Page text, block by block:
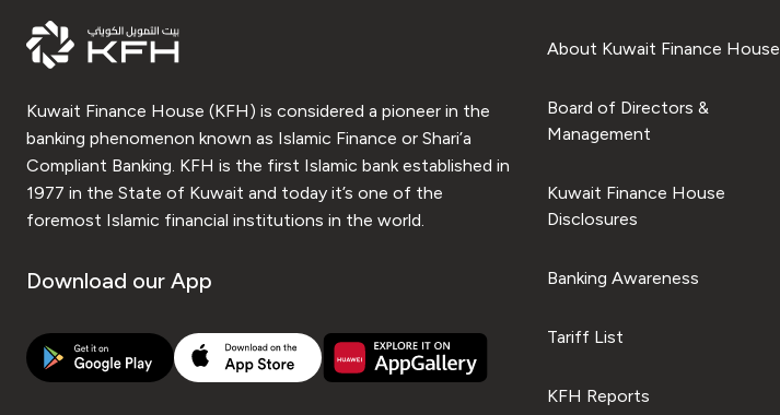
Kuwait Finance House (KFH) is considered a pioneer in the
banking phenomenon known as Islamic Finance or Shari’a
Compliant Banking. KFH is the first Islamic bank established in
1977 in the State of Kuwait and today it’s one of the
foremost Islamic financial institutions in the world.
Download our App
About Kuwait Finance House
Board of Directors &
Management
Kuwait Finance House
Disclosures
Banking Awareness
Tariff List
KFH Reports